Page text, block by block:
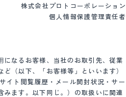
株式会社プロトコーポレーション
個人情報保護管理責任者
になるお客様、当社のお取引先、従業
（以下、「お客様等」といいます）
イト閲覧履歴・メール開封状況・サー
みます。以下同じ。）の取扱いに関連